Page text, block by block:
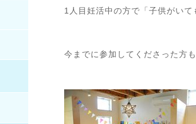
1人目妊活中の方で「子供がい
今までに参加してくださった方